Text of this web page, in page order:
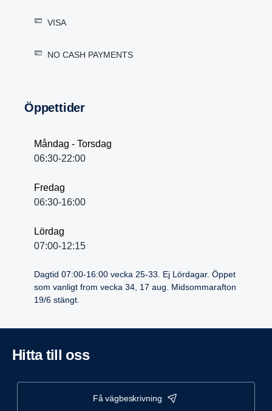
VISA
NO CASH PAYMENTS
Öppet­tider
Måndag - Torsdag
06:30-22:00
Fredag
06:30-16:00
Lördag
07:00-12:15
Dagtid 07:00-16:00 vecka 25-33. Ej Lördagar. Öppet
som vanligt from vecka 34, 17 aug. Midsommarafton
19/6 stängt.
Hitta till oss
få vägbeskrivning